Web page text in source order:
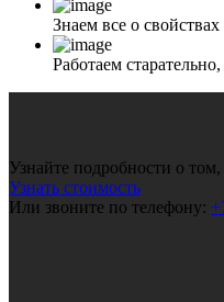
Знаем все о
Работаем
Узнайте подробности о
Узнать стоимость
Или звоните по телефону: